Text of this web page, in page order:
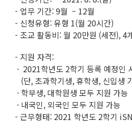
- 업무 기간: 9월 – 12월
- 신청유형: 유형 1(월 20시간)
- 조교 활동비: 월 20만원 (세전), 4
- 지원 자격:
· 2021학년도 2학기 등록 예정인
(단, 초과학기생, 휴학생, 신입생
· 학부생, 대학원생 모두 지원 가능
· 내국인, 외국인 모두 지원 가능
- 근무형태: 2021 학년도 2학기